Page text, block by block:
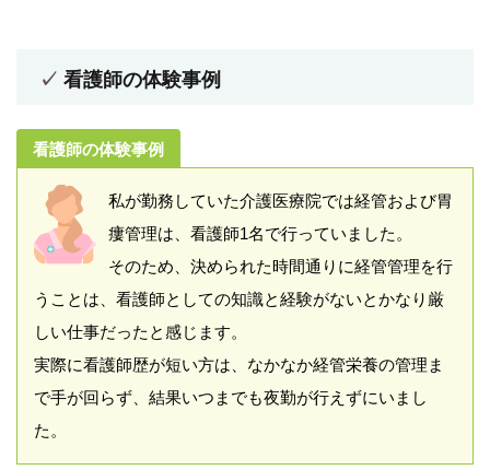
看護師の体験事例
看護師の体験事例
私が勤務していた介護医療院では経管および胃
瘻管理は、看護師1名で行っていました。
そのため、決められた時間通りに経管管理を行
うことは、看護師としての知識と経験がないとかなり厳
しい仕事だったと感じます。
実際に看護師歴が短い方は、なかなか経管栄養の管理ま
で手が回らず、結果いつまでも夜勤が行えずにいまし
た。